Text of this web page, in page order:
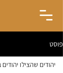
פוסט
יהודים שהצילו